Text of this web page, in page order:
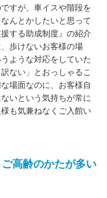
すが、車イスや階段を
んとかしたいと思って
する助成制度』の紹介
歩けないお客様の場
ような対応をしていた
ない」とおっしゃるこ
場面なのに、お客様自
いという気持ちが常に
も気兼ねなくご入館い
高齢のかたが多い